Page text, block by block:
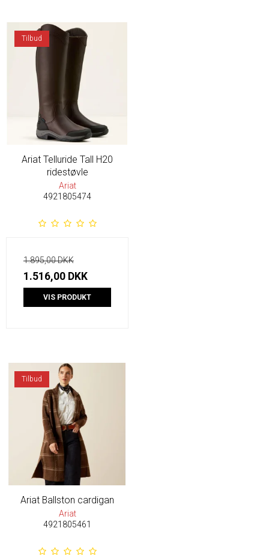
Tilbud
Ariat Telluride Tall H20
ridestøvle
Ariat
4921805474
1.895,00 DKK
1.516,00 DKK
VIS PRODUKT
Tilbud
Ariat Ballston cardigan
Ariat
4921805461